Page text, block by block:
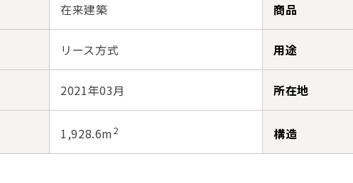
在来建築 商品
リース方式 用途
2021年03月 所在地
1,928.6m2 構造